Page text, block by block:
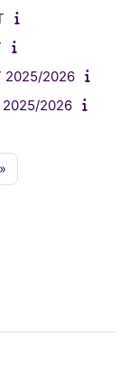
2025/2026
2025/2026
4 5
»